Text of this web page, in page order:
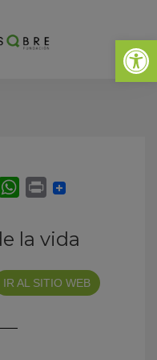
Abrir
la vida
IR AL SITIO WEB